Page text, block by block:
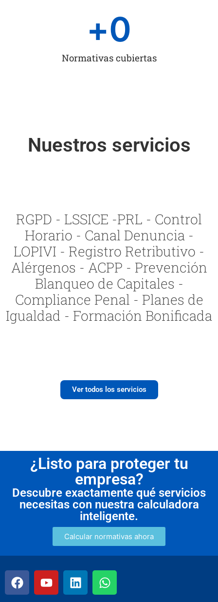
Normativas cubiertas
+0
Nuestros servicios
RGPD - LSSICE -PRL - Control
Horario - Canal Denuncia -
LOPIVI - Registro Retributivo -
Alérgenos - ACPP - Prevención
Blanqueo de Capitales -
Compliance Penal - Planes de
Igualdad - Formación Bonificada
Ver todos los servicios
¿Listo para proteger tu
empresa?
Descubre exactamente qué servicios
necesitas con nuestra calculadora
inteligente.
Calcular normativas ahora